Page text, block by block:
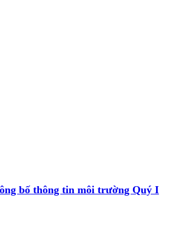
bố thông tin môi trường Quý I